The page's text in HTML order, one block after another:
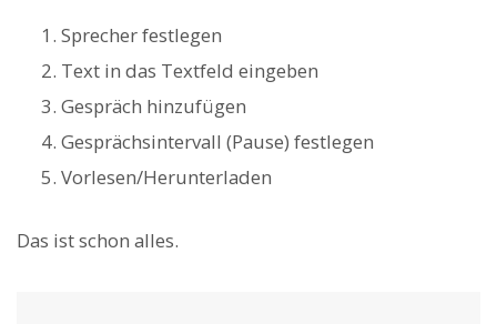
Sprecher festlegen
Text in das Textfeld eingeben
Gespräch hinzufügen
Gesprächsintervall (Pause) festlegen
Vorlesen/Herunterladen
Das ist schon alles.